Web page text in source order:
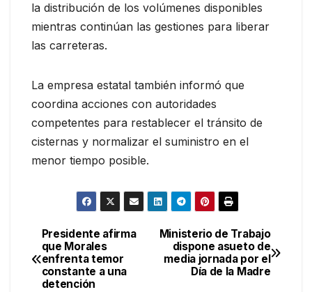
la distribución de los volúmenes disponibles
mientras continúan las gestiones para liberar
las carreteras.
La empresa estatal también informó que
coordina acciones con autoridades
competentes para restablecer el tránsito de
cisternas y normalizar el suministro en el
menor tiempo posible.
Navegación
de
Ministerio de Trabajo
dispone asueto de
media jornada por el
Día de la Madre
Presidente afirma
que Morales
enfrenta temor
constante a una
detención